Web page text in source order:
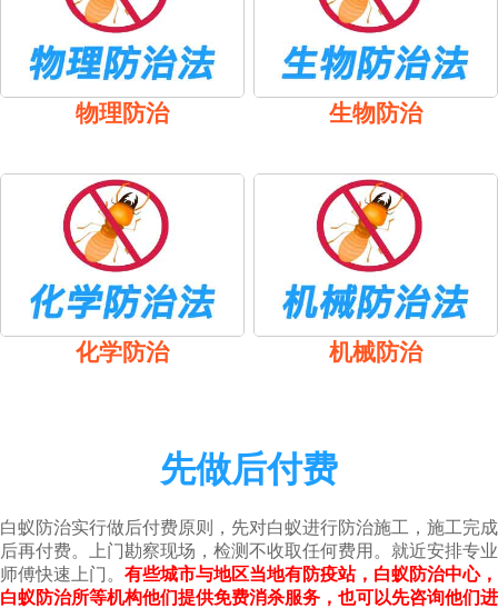
物理防治 生物防治
化学防治 机械防治
先做后付费
白蚁防治实行做后付费原则，先对白蚁进行防治施工，施工完成
后再付费。上门勘察现场，检测不收取任何费用。就近安排专业
师傅快速上门。 有些城市与地区当地有防疫站，白蚁防治中心，
白蚁防治所等机构他们提供免费消杀服务，也可以先咨询他们进